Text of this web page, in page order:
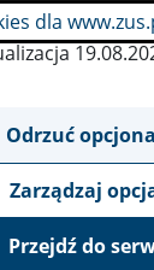
pozycje bazy
dla
Odrzuć
Zarządzaj
Przejdź do